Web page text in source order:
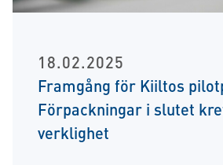
18.02.2025
Framgång för Kiiltos
Förpackningar i slutet
verklighet